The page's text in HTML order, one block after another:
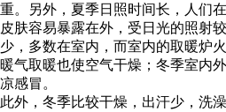
重。另外，夏季日照时间长，人们
皮肤容易暴露在外，受日光的照射
少，多数在室内，而室内的取暖炉
暖气取暖也使空气干燥；冬季室内
凉感冒。
此外，冬季比较干燥，出汗少，洗